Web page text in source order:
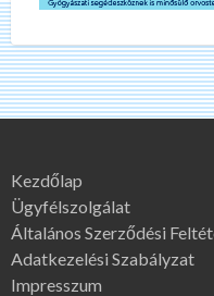
Kezdőlap
Ügyfélszolgálat
Általános Szerződési
Adatkezelési Szabályzat
Impresszum